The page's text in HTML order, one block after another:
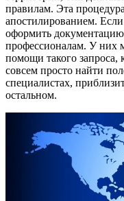
правилам. Эта
апостилированием.
оформить документацию
профессионалам. У них
помощи такого запроса,
совсем просто найти
специалистах,
остальном.